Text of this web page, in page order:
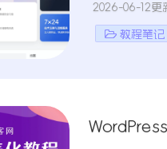
2026-06-12更
教程笔记